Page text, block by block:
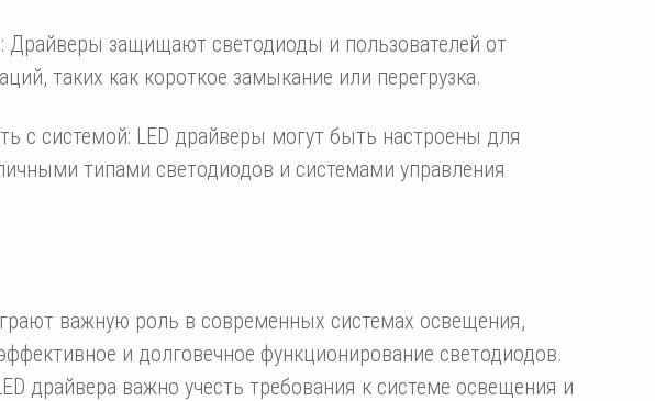
Драйверы защищают светодиоды и пользователей от
таких как короткое замыкание или перегрузка.
с системой: LED драйверы могут быть настроены для
типами светодиодов и системами управления
важную роль в современных системах освещения,
и долговечное функционирование светодиодов.
драйвера важно учесть требования к системе освещения и